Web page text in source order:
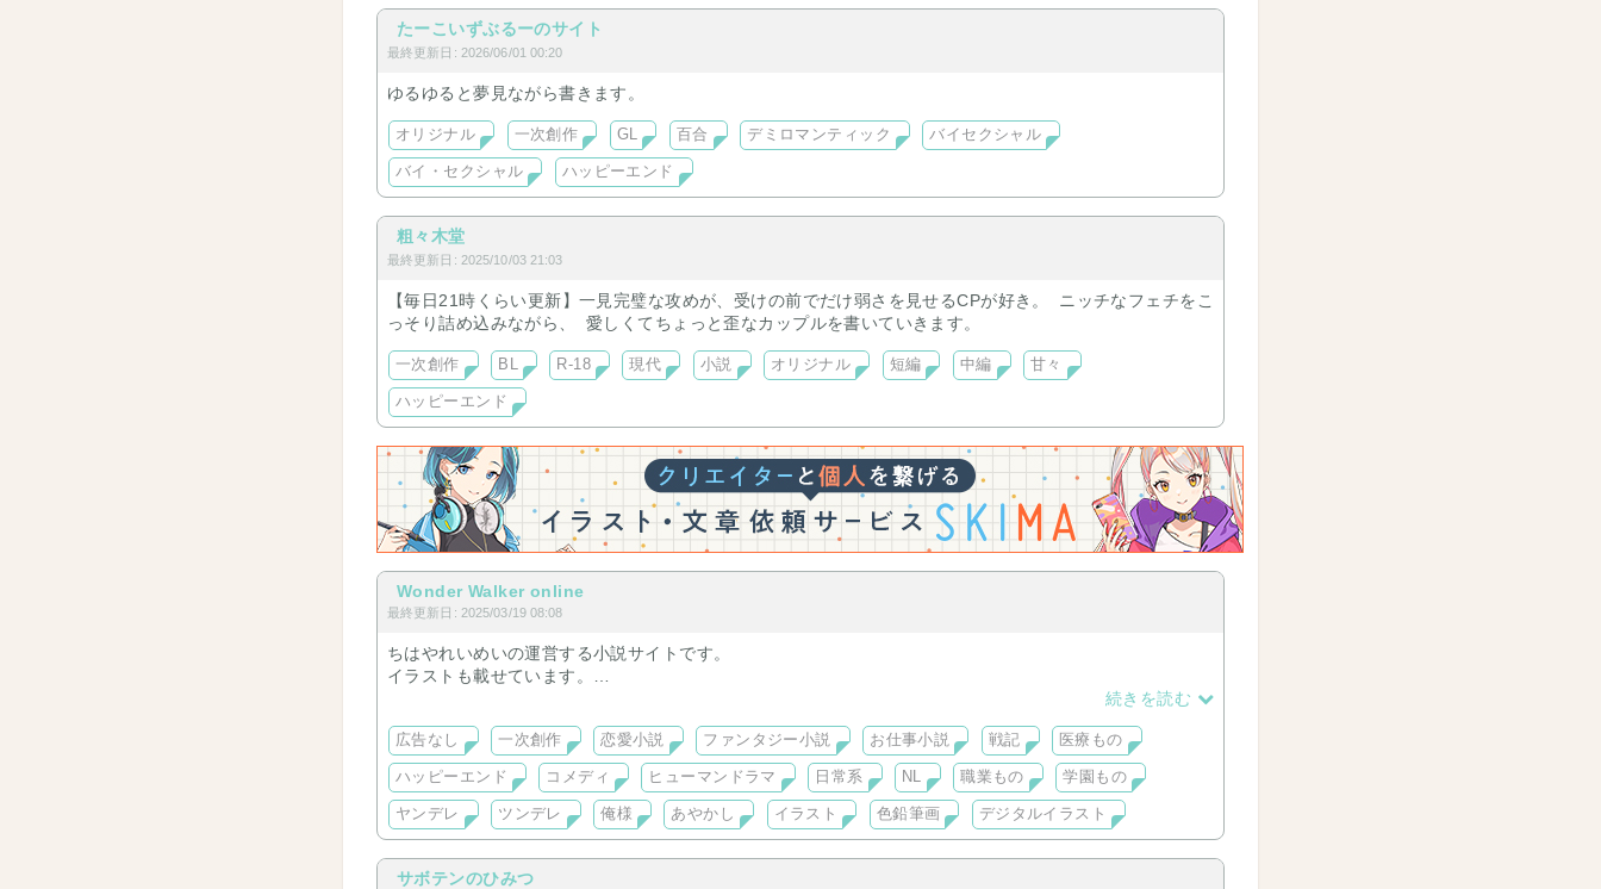
たーこいずぶるーのサイト
最終更新日: 2026/06/01 00:20
ゆるゆると夢見ながら書きます。
オリジナル 一次創作 GL 百合 デミロマンティック バイセクシャル
バイ・セクシャル ハッピーエンド
粗々木堂
最終更新日: 2025/10/03 21:03
【毎日21時くらい更新】一見完璧な攻めが、受けの前でだけ弱さを見せるCPが好き。 ニッチなフェチをこ
っそり詰め込みながら、 愛しくてちょっと歪なカップルを書いていきます。
一次創作 BL R-18 現代 小説 オリジナル 短編 中編 甘々
ハッピーエンド
Wonder Walker online
最終更新日: 2025/03/19 08:08
ちはやれいめいの運営する小説サイトです。
イラストも載せています。
続きを読む
広告なし 一次創作 恋愛小説 ファンタジー小説 お仕事小説 戦記 医療もの
ハッピーエンド コメディ ヒューマンドラマ 日常系 NL 職業もの 学園もの
ヤンデレ ツンデレ 俺様 あやかし イラスト 色鉛筆画 デジタルイラスト
サボテンのひみつ